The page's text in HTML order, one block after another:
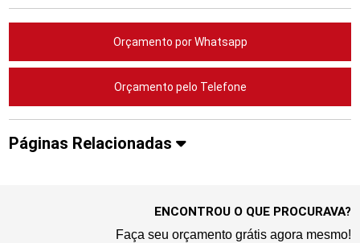
Orçamento por Whatsapp
Orçamento pelo Telefone
Páginas Relacionadas
ENCONTROU O QUE PROCURAVA?
Faça seu orçamento grátis agora mesmo!